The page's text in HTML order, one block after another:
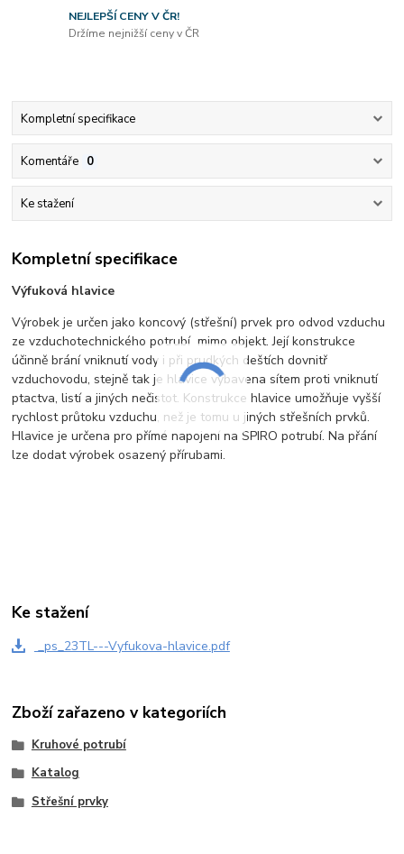
NEJLEPŠÍ CENY V ČR!
Držíme nejnižší ceny v ČR
Kompletní specifikace
Komentáře 0
Ke stažení
Kompletní specifikace
Výfuková hlavice
Výrobek je určen jako koncový (střešní) prvek pro odvod vzduchu
ze vzduchotechnického potrubí mimo objekt. Její konstrukce
účinně brání vniknutí vody i při prudkých deštích dovnitř
vzduchovodu, stejně tak je hlavice vybavena sítem proti vniknutí
ptactva, listí a jiných nečistot. Konstrukce hlavice umožňuje vyšší
rychlost průtoku vzduchu, než je tomu u jiných střešních prvků.
Hlavice je určena pro přímé napojení na SPIRO potrubí. Na přání
lze dodat výrobek osazený přírubami.
Ke stažení
_ps_23TL---Vyfukova-hlavice.pdf
Zboží zařazeno v kategoriích
Kruhové potrubí
Katalog
Střešní prvky